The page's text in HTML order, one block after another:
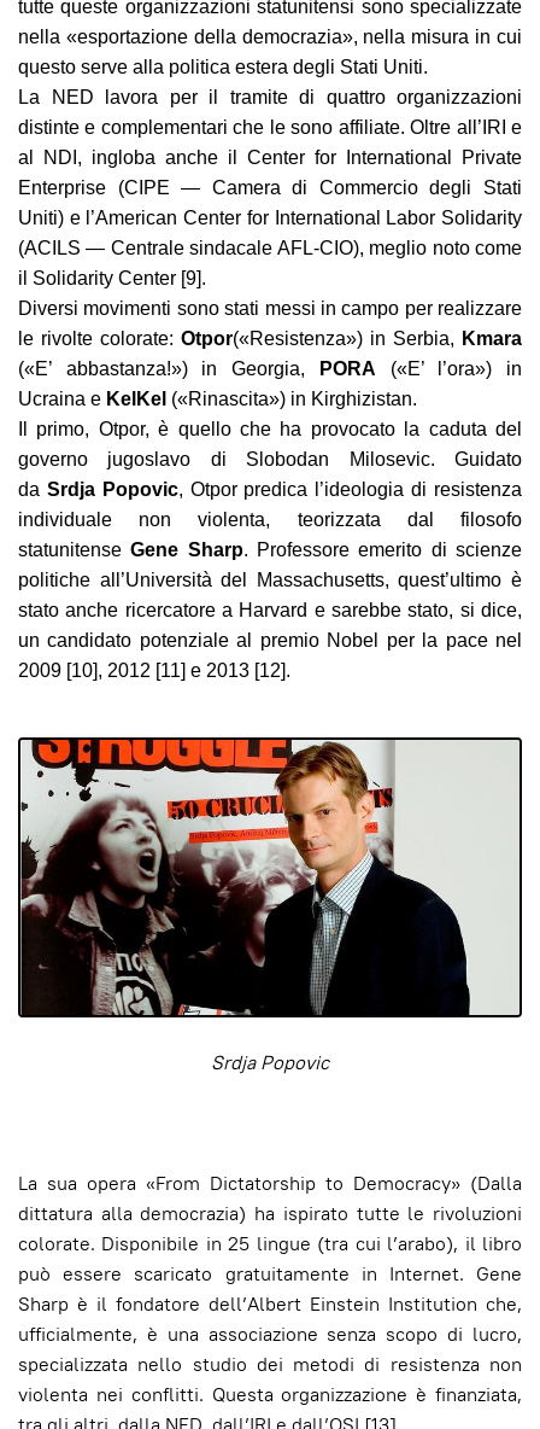
tutte queste organizzazioni statunitensi sono specializzate
nella «esportazione della democrazia», nella misura in cui
questo serve alla politica estera degli Stati Uniti.
La NED lavora per il tramite di quattro organizzazioni
distinte e complementari che le sono affiliate. Oltre all’IRI e
al NDI, ingloba anche il Center for International Private
Enterprise (CIPE — Camera di Commercio degli Stati
Uniti) e l’American Center for International Labor Solidarity
(ACILS — Centrale sindacale AFL-CIO), meglio noto come
il Solidarity Center [9].
Diversi movimenti sono stati messi in campo per realizzare
le rivolte colorate: Otpor(«Resistenza») in Serbia, Kmara
(«E’ abbastanza!») in Georgia,
PORA («E’ l’ora») in
Ucraina e KelKel («Rinascita») in Kirghizistan.
Il primo, Otpor, è quello che ha provocato la caduta del
governo jugoslavo di Slobodan Milosevic. Guidato
da Srdja Popovic, Otpor predica l’ideologia di resistenza
individuale non violenta, teorizzata dal filosofo
statunitenseGene Sharp. Professore emerito di scienze
politiche all’Università del Massachusetts, quest’ultimo è
stato anche ricercatore a Harvard e sarebbe stato, si dice,
un candidato potenziale al premio Nobel per la pace nel
2009 [10], 2012 [11] e 2013 [12].
Srdja Popovic
La sua opera «From Dictatorship to Democracy» (Dalla
dittatura alla democrazia) ha ispirato tutte le rivoluzioni
colorate. Disponibile in 25 lingue (tra cui l’arabo), il libro
può essere scaricato gratuitamente in Internet. Gene
Sharp è il fondatore dell’Albert Einstein Institution che,
ufficialmente, è una associazione senza scopo di lucro,
specializzata nello studio dei metodi di resistenza non
violenta nei conflitti. Questa organizzazione è finanziata,